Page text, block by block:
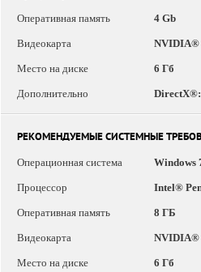
Оперативная память 4 Gb
Видеокарта NVIDIA®
Место на диске 6 Гб
Дополнительно
РЕКОМЕНДУЕМЫЕ СИСТЕМНЫЕ
Операционная система
Windows
Процессор Intel®
Оперативная память 8 ГБ
Видеокарта NVIDIA®
Место на диске 6 Гб